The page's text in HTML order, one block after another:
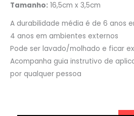
Tamanho: 16,5cm x 3,5cm
A durabilidade média é de 6 anos
4 anos em ambientes externos
Pode ser lavado/molhado e ficar
Acompanha guia instrutivo de
por qualquer pessoa